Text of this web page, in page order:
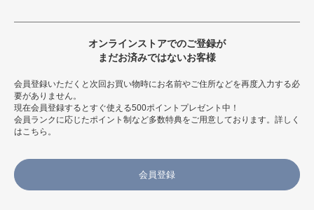
オンラインストアでのご登録が
まだお済みではないお客様
会員登録いただくと次回お買い物時にお名前やご住所などを再度入力する必
要がありません。
現在会員登録するとすぐ使える500ポイントプレゼント中！
会員ランクに応じたポイント制など多数特典をご用意しております。 詳しく
はこちら 。
会員登録